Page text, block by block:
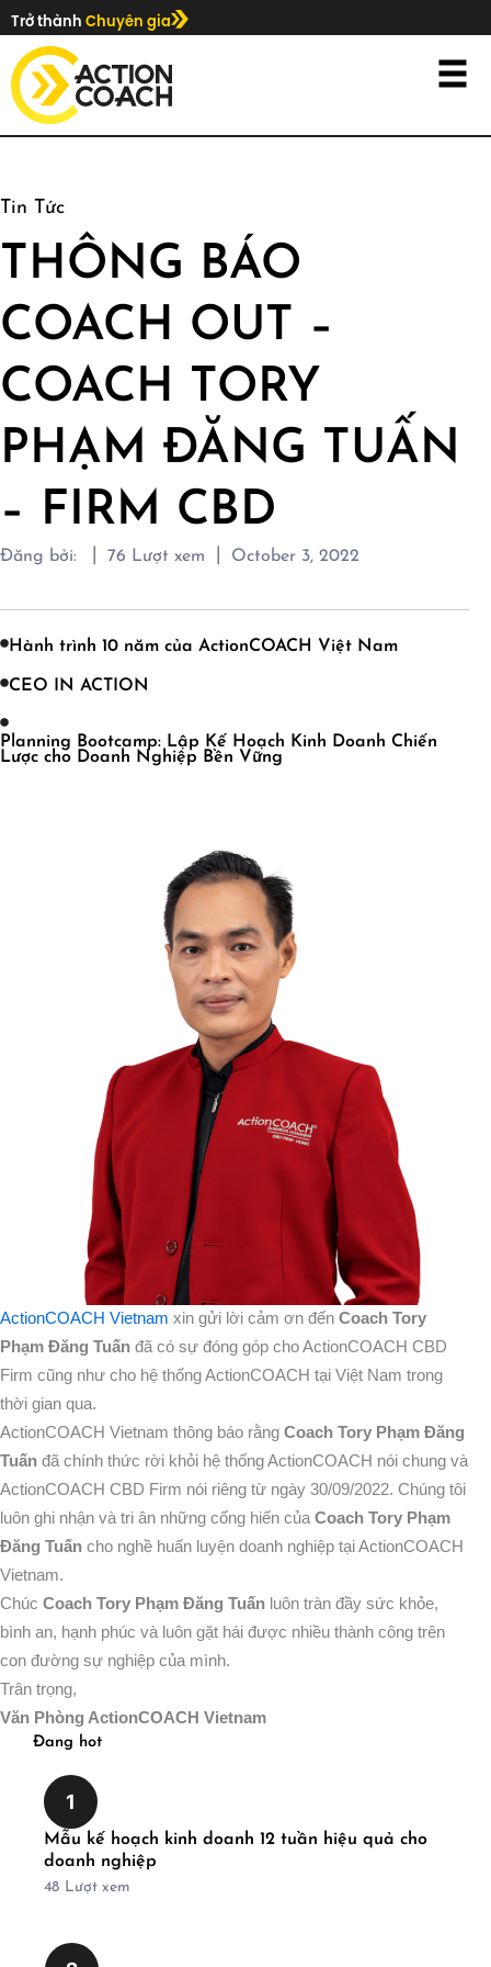
Trở thành Chuyên gia
Đang hot
1
Mẫu kế hoạch kinh doanh 12 tuần hiệu quả cho
doanh nghiệp
48 Lượt xem
Tin Tức
THÔNG BÁO
COACH OUT –
COACH TORY
PHẠM ĐĂNG TUẤN
– FIRM CBD
Đăng bởi: 76 Lượt xem October 3, 2022
Hành trình 10 năm của ActionCOACH Việt Nam
CEO IN ACTION
Planning Bootcamp: Lập Kế Hoạch Kinh Doanh Chiến
Lược cho Doanh Nghiệp Bền Vững
ActionCOACH Vietnam xin gửi lời cảm ơn đến Coach Tory
Phạm Đăng Tuấn đã có sự đóng góp cho ActionCOACH CBD
Firm cũng như cho hệ thống ActionCOACH tại Việt Nam trong
thời gian qua.
ActionCOACH Vietnam thông báo rằng Coach Tory Phạm Đăng
Tuấn đã chính thức rời khỏi hệ thống ActionCOACH nói chung và
ActionCOACH CBD Firm nói riêng từ ngày 30/09/2022. Chúng tôi
luôn ghi nhận và tri ân những cống hiến của Coach Tory Phạm
Đăng Tuấn cho nghề huấn luyện doanh nghiệp tại ActionCOACH
Vietnam.
Chúc Coach Tory Phạm Đăng Tuấn luôn tràn đầy sức khỏe,
bình an, hạnh phúc và luôn gặt hái được nhiều thành công trên
con đường sự nghiệp của mình.
Trân trọng,
Văn Phòng ActionCOACH Vietnam